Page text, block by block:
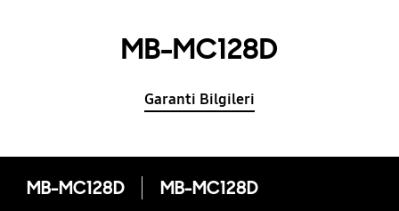
MB-MC128D
Garanti Bilgileri
MB-MC128D MB-MC128D